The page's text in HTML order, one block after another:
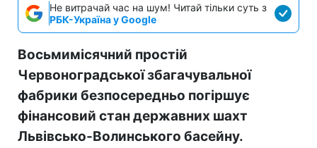
Не витрачай час на шум! Читай тільки суть з
РБК-Україна у Google
Восьмимісячний простій
Червоноградської збагачувальної
фабрики безпосередньо погіршує
фінансовий стан державних шахт
Львівсько-Волинського басейну.